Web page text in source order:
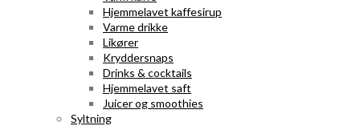
Hjemmelavet kaffesirup
Varme drikke
Likører
Kryddersnaps
Drinks & cocktails
Hjemmelavet saft
Juicer og smoothies
Syltning